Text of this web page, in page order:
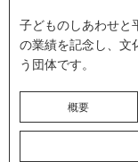
子どものしあわせと
の業績を記念し、文
う団体です。
概要